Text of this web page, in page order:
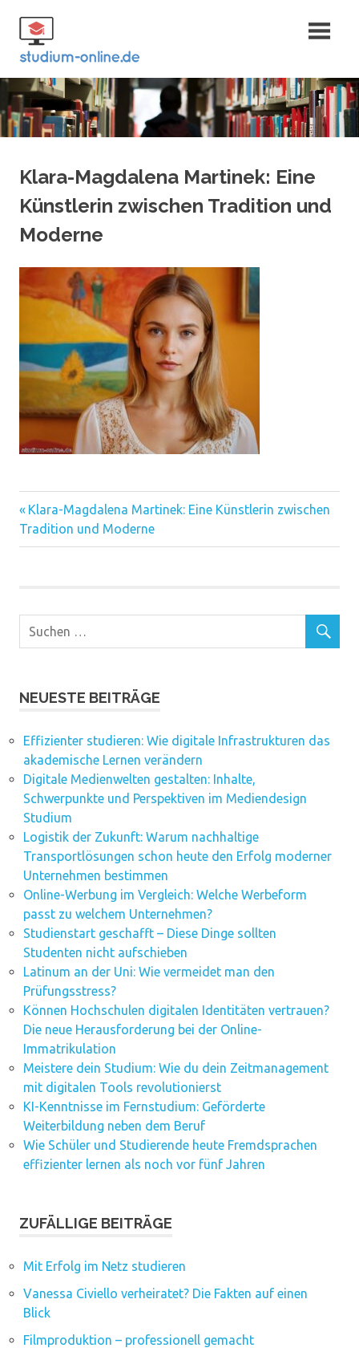
Inhalt
springen
Fernstudium
und Bachelor
Klara-Magdalena Martinek: Eine
Künstlerin zwischen Tradition und
Moderne
Beitragsnavigation
Vorheriger
Beitrag:
Klara-Magdalena Martinek: Eine Künstlerin zwischen
Tradition und Moderne
NEUESTE BEITRÄGE
Effizienter studieren: Wie digitale Infrastrukturen das
akademische Lernen verändern
Digitale Medienwelten gestalten: Inhalte,
Schwerpunkte und Perspektiven im Mediendesign
Studium
Logistik der Zukunft: Warum nachhaltige
Transportlösungen schon heute den Erfolg moderner
Unternehmen bestimmen
Online-Werbung im Vergleich: Welche Werbeform
passt zu welchem Unternehmen?
Studienstart geschafft – Diese Dinge sollten
Studenten nicht aufschieben
Latinum an der Uni: Wie vermeidet man den
Prüfungsstress?
Können Hochschulen digitalen Identitäten vertrauen?
Die neue Herausforderung bei der Online-
Immatrikulation
Meistere dein Studium: Wie du dein Zeitmanagement
mit digitalen Tools revolutionierst
KI-Kenntnisse im Fernstudium: Geförderte
Weiterbildung neben dem Beruf
Wie Schüler und Studierende heute Fremdsprachen
effizienter lernen als noch vor fünf Jahren
ZUFÄLLIGE BEITRÄGE
Mit Erfolg im Netz studieren
Vanessa Civiello verheiratet? Die Fakten auf einen
Blick
Filmproduktion – professionell gemacht